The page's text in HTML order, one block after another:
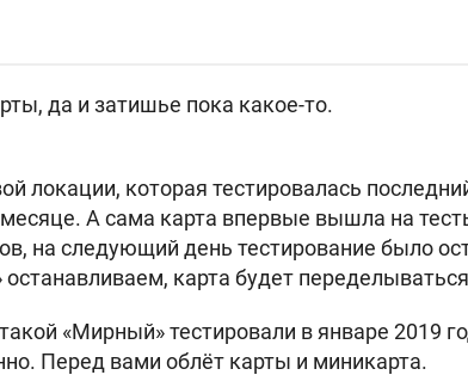
да и затишье пока какое-то.
локации, которая тестировалась
А сама карта впервые вышла на
на следующий день тестирование было
карта будет
«Мирный» тестировали в январе 2019
Перед вами облёт карты и миникарта.